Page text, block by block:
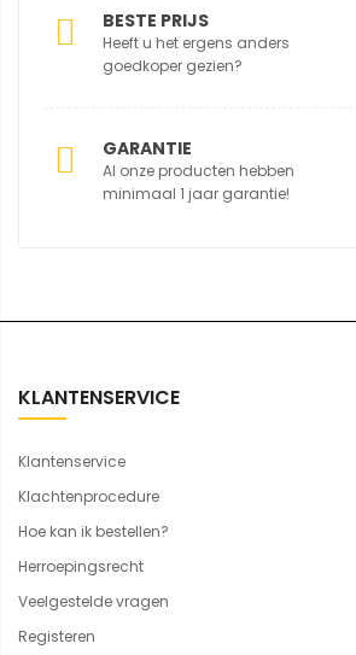
BESTE PRIJS
Heeft u het ergens anders
goedkoper gezien?
GARANTIE
Al onze producten hebben
minimaal 1 jaar garantie!
KLANTENSERVICE
Klantenservice
Klachtenprocedure
Hoe kan ik bestellen?
Herroepingsrecht
Veelgestelde vragen
Registeren